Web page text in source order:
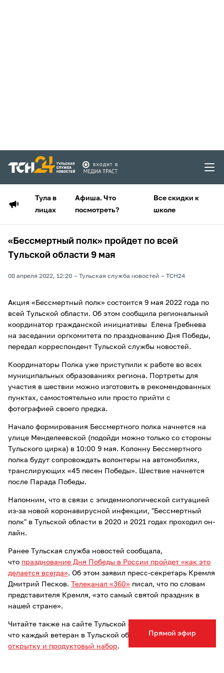
Тула в
лицах
Афиша. Что
посмотреть?
Все скидки к
школе
Прямой эфир
«Бессмертный полк» пройдет по всей
Тульской области 9 мая
08 апреля 2022, 12:20 Тульская служба новостей ТСН24
Акция «Бессмертный полк» состоится 9 мая 2022 года по
всей Тульской области. Об этом сообщила региональный
координатор гражданской инициативы Елена Гребнева
на заседании оргкомитета по празднованию Дня Победы,
передал корреспондент Тульской службы новостей.
Координаторы Полка уже приступили к работе во всех
муниципальных образованиях региона. Портреты для
участия в шествии можно изготовить в рекомендованных
пунктах, самостоятельно или просто прийти с
фотографией своего предка.
Начало формирования Бессмертного полка начнется на
улице Менделеевской (подойди можно только со стороны
Тульского цирка) в 10:00 9 мая. Колонну Бессмертного
полка будут сопровождать волонтеры на автомобилях,
транслирующих «45 песен Победы». Шествие начнется
после Парада Победы.
Напомним, что в связи с эпидемиологической ситуацией
из-за новой коронавирусной инфекции, "Бессмертный
полк" в Тульской области в 2020 и 2021 годах проходил он-
лайн.
Ранее Тульская служба новостей сообщала,
что празднование Дня Победы в России пройдет «как это
делается всегда». Об этом заявил пресс-секретарь Кремля
Дмитрий Песков. Телеканал «360» писал, что по словам
представителя Кремля, «это самый святой праздник в
нашей стране».
Читайте также на сайте Тульской службы новостей о том,
что каждый ветеран в Тульской области 9 мая получит
открытку и продуктовый набор.